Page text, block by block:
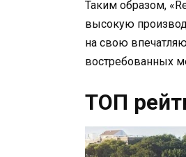
Таким образом,
высокую
на свою
востребованных
ТОП